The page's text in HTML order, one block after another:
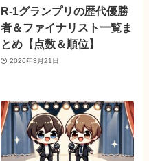
R-1グランプリの歴代優勝
者＆ファイナリスト一覧ま
とめ【点数＆順位】
2026年3月21日